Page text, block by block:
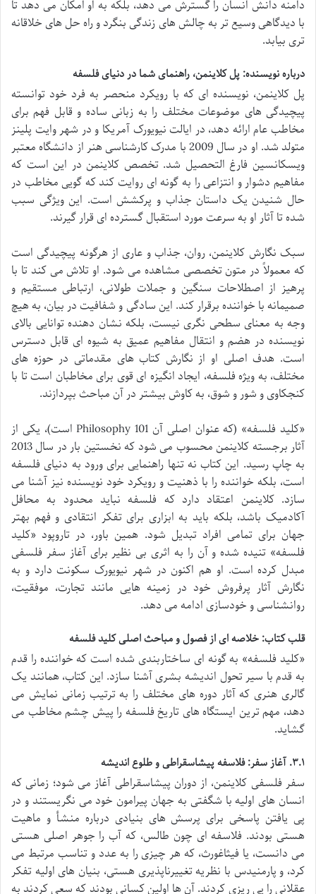
دامنه دانش انسان را گسترش می دهد، بلکه به او امکان می دهد تا
با دیدگاهی وسیع تر به چالش های زندگی بنگرد و راه حل های خلاقانه
تری بیابد.
درباره نویسنده: پل کلاینمن، راهنمای شما در دنیای فلسفه
پل کلاینمن، نویسنده ای که با رویکرد منحصر به فرد خود توانسته
پیچیدگی های موضوعات مختلف را به زبانی ساده و قابل فهم برای
مخاطب عام ارائه دهد، در ایالت نیویورک آمریکا و در شهر وایت پلینز
متولد شد. او در سال 2009 با مدرک کارشناسی هنر از دانشگاه معتبر
ویسکانسین فارغ التحصیل شد. تخصص کلاینمن در این است که
مفاهیم دشوار و انتزاعی را به گونه ای روایت کند که گویی مخاطب در
حال شنیدن یک داستان جذاب و پرکشش است. این ویژگی سبب
شده تا آثار او به سرعت مورد استقبال گسترده ای قرار گیرند.
سبک نگارش کلاینمن، روان، جذاب و عاری از هرگونه پیچیدگی است
که معمولاً در متون تخصصی مشاهده می شود. او تلاش می کند تا با
پرهیز از اصطلاحات سنگین و جملات طولانی، ارتباطی مستقیم و
صمیمانه با خواننده برقرار کند. این سادگی و شفافیت در بیان، به هیچ
وجه به معنای سطحی نگری نیست، بلکه نشان دهنده توانایی بالای
نویسنده در هضم و انتقال مفاهیم عمیق به شیوه ای قابل دسترس
است. هدف اصلی او از نگارش کتاب های مقدماتی در حوزه های
مختلف، به ویژه فلسفه، ایجاد انگیزه ای قوی برای مخاطبان است تا با
کنجکاوی و شور و شوق، به کاوش بیشتر در آن مباحث بپردازند.
«کلید فلسفه» (که عنوان اصلی آن Philosophy 101 است)، یکی از
آثار برجسته کلاینمن محسوب می شود که نخستین بار در سال 2013
به چاپ رسید. این کتاب نه تنها راهنمایی برای ورود به دنیای فلسفه
است، بلکه خواننده را با ذهنیت و رویکرد خود نویسنده نیز آشنا می
سازد. کلاینمن اعتقاد دارد که فلسفه نباید محدود به محافل
آکادمیک باشد، بلکه باید به ابزاری برای تفکر انتقادی و فهم بهتر
جهان برای تمامی افراد تبدیل شود. همین باور، در تاروپود «کلید
فلسفه» تنیده شده و آن را به اثری بی نظیر برای آغاز سفر فلسفی
مبدل کرده است. او هم اکنون در شهر نیویورک سکونت دارد و به
نگارش آثار پرفروش خود در زمینه هایی مانند تجارت، موفقیت،
روانشناسی و خودسازی ادامه می دهد.
قلب کتاب: خلاصه ای از فصول و مباحث اصلی کلید فلسفه
«کلید فلسفه» به گونه ای ساختاربندی شده است که خواننده را قدم
به قدم با سیر تحول اندیشه بشری آشنا سازد. این کتاب، همانند یک
گالری هنری که آثار دوره های مختلف را به ترتیب زمانی نمایش می
دهد، مهم ترین ایستگاه های تاریخ فلسفه را پیش چشم مخاطب می
گشاید.
۳.۱. آغاز سفر: فلاسفه پیشاسقراطی و طلوع اندیشه
سفر فلسفی کلاینمن، از دوران پیشاسقراطی آغاز می شود؛ زمانی که
انسان های اولیه با شگفتی به جهان پیرامون خود می نگریستند و در
پی یافتن پاسخی برای پرسش های بنیادی درباره منشأ و ماهیت
هستی بودند. فلاسفه ای چون طالس، که آب را جوهر اصلی هستی
می دانست، یا فیثاغورث، که هر چیزی را به عدد و تناسب مرتبط می
کرد، و پارمنیدس با نظریه تغییرناپذیری هستی، بنیان های اولیه تفکر
عقلانی را پی ریزی کردند. آن ها اولین کسانی بودند که سعی کردند به